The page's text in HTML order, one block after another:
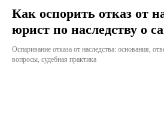
Как оспорить отказ от
юрист по наследству о
Оспаривание отказа от наследства: основания,
вопросы, судебная практика